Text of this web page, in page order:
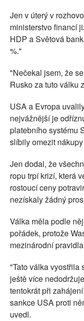
Jen v úterý v
ministerstvo financí
HDP a Světová
%."
"Nečekal jsem, že
Rusko za tuto válku
USA a Evropa
nejvážnější je
platebního systému
slíbily omezit
Jen dodal, že
ropu trpí krizí, která
rostoucí ceny
nezískaly žádný
Válka měla podle
pořádek, protože
mezinárodní
"Tato válka vyostřila
ještě více
tentokrát při
sankce USA proti
uvedl.